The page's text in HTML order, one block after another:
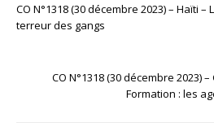
CO N°1318 (30 décembre 2023) – Haïti
terreur des gangs
CO N°1318 (30 décembre 2023)
Formation : les